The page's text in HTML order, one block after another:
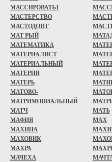
МАССИРОВАТЬ1
МАСТЕРСТВО
МАСТОДОНТ
МАТ РЫЙ
МАТЕМАТИКА
МАТЕРИАЛИСТ
МАТЕРИАЛЬНЫЙ
МАТЕРИЯ
МАТЕРЬ
МАТОВО-
МАТРИМОНИАЛЬНЫЙ
МАТЧ МАТЬ
МАФИЯ МАХ
МАХИНА
МАХОВИК
МАХРА
МАЧЕХА